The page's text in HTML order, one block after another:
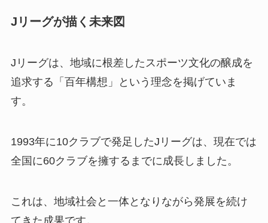
Jリーグが描く未来図
Jリーグは、地域に根差したスポーツ文化の醸成を
追求する「百年構想」という理念を掲げていま
す。
1993年に10クラブで発足したJリーグは、現在では
全国に60クラブを擁するまでに成長しました。
これは、地域社会と一体となりながら発展を続け
てきた成果です。